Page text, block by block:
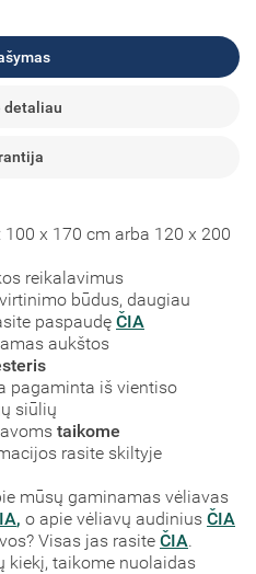
detaliau
x 170 cm arba 120 x 200
reikalavimus
būdus, daugiau
paspaudę ČIA
aukštos
pagaminta iš vientiso
siūlių
taikome
rasite skiltyje
mūsų gaminamas vėliavas
, o apie vėliavų audinius ČIA
Visas jas rasite ČIA.
kiekį, taikome nuolaidas